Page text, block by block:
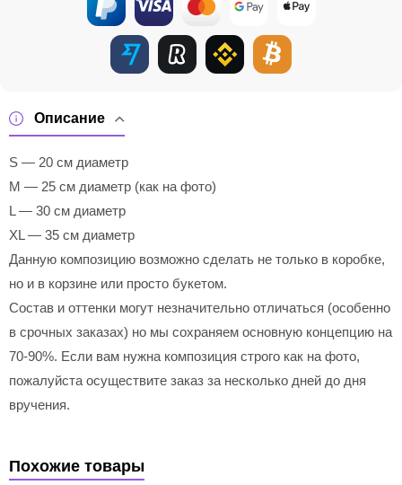
Описание
S — 20 см диаметр
M — 25 см диаметр (как на фото)
L — 30 см диаметр
XL — 35 см диаметр
Данную композицию возможно сделать не только в коробке,
но и в корзине или просто букетом.
Состав и оттенки могут незначительно отличаться (особенно
в срочных заказах) но мы сохраняем основную концепцию на
70-90%. Если вам нужна композиция строго как на фото,
пожалуйста осуществите заказ за несколько дней до дня
вручения.
Похожие товары